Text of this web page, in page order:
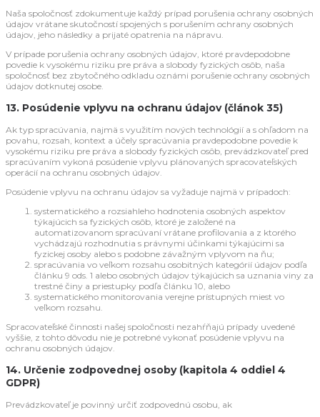
Naša spoločnosť zdokumentuje každý prípad porušenia ochrany osobných
údajov vrátane skutočností spojených s porušením ochrany osobných
údajov, jeho následky a prijaté opatrenia na nápravu.
V prípade porušenia ochrany osobných údajov, ktoré pravdepodobne
povedie k vysokému riziku pre práva a slobody fyzických osôb, naša
spoločnosť bez zbytočného odkladu oznámi porušenie ochrany osobných
údajov dotknutej osobe.
13. Posúdenie vplyvu na ochranu údajov (článok 35)
Ak typ spracúvania, najmä s využitím nových technológií a s ohľadom na
povahu, rozsah, kontext a účely spracúvania pravdepodobne povedie k
vysokému riziku pre práva a slobody fyzických osôb, prevádzkovateľ pred
spracúvaním vykoná posúdenie vplyvu plánovaných spracovateľských
operácií na ochranu osobných údajov.
Posúdenie vplyvu na ochranu údajov sa vyžaduje najmä v prípadoch:
systematického a rozsiahleho hodnotenia osobných aspektov
týkajúcich sa fyzických osôb, ktoré je založené na
automatizovanom spracúvaní vrátane profilovania a z ktorého
vychádzajú rozhodnutia s právnymi účinkami týkajúcimi sa
fyzickej osoby alebo s podobne závažným vplyvom na ňu;
spracúvania vo veľkom rozsahu osobitných kategórií údajov podľa
článku 9 ods. 1 alebo osobných údajov týkajúcich sa uznania viny za
trestné činy a priestupky podľa článku 10, alebo
systematického monitorovania verejne prístupných miest vo
veľkom rozsahu.
Spracovateľské činnosti našej spoločnosti nezahŕňajú prípady uvedené
vyššie, z tohto dôvodu nie je potrebné vykonať posúdenie vplyvu na
ochranu osobných údajov.
14. Určenie zodpovednej osoby (kapitola 4 oddiel 4
GDPR)
Prevádzkovateľ je povinný určiť zodpovednú osobu, ak